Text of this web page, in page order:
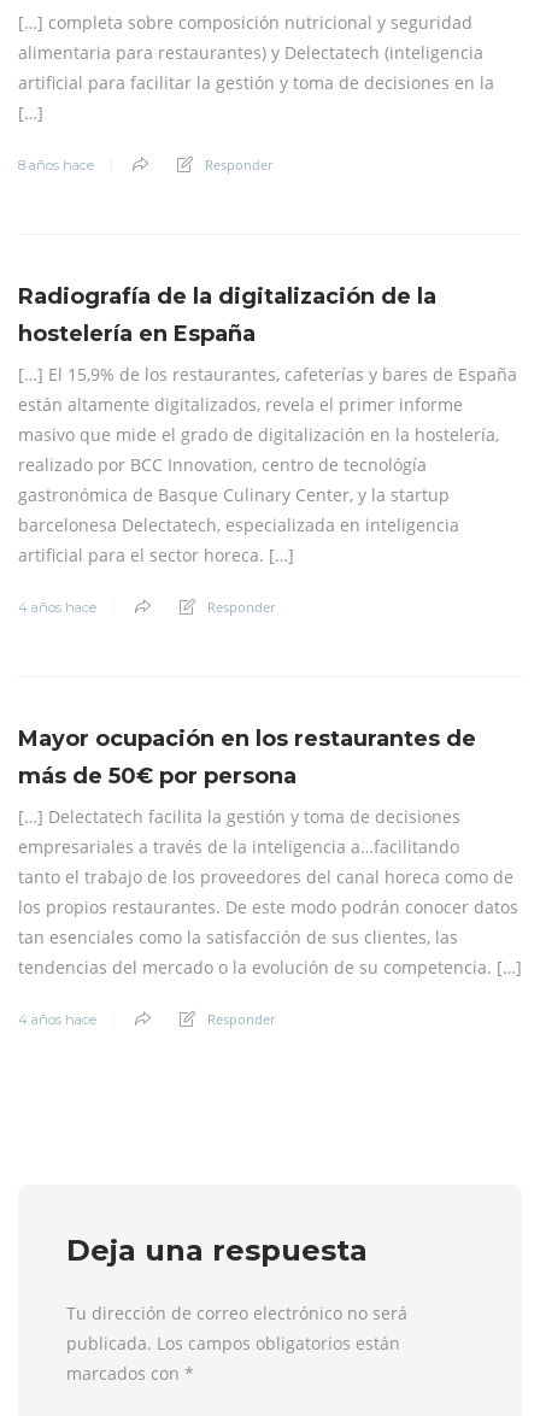
[…] completa sobre composición nutricional y seguridad
alimentaria para restaurantes) y Delectatech (inteligencia
artificial para facilitar la gestión y toma de decisiones en la
[…]
8 años hace Responder
Radiografía de la digitalización de la
hostelería en España
[…] El 15,9% de los restaurantes, cafeterías y bares de España
están altamente digitalizados, revela el primer informe
masivo que mide el grado de digitalización en la hostelería,
realizado por BCC Innovation, centro de tecnológía
gastronómica de Basque Culinary Center, y la startup
barcelonesa Delectatech, especializada en inteligencia
artificial para el sector horeca. […]
4 años hace Responder
Mayor ocupación en los restaurantes de
más de 50€ por persona
[…] Delectatech facilita la gestión y toma de decisiones
empresariales a través de la inteligencia a…facilitando
tanto el trabajo de los proveedores del canal horeca como de
los propios restaurantes. De este modo podrán conocer datos
tan esenciales como la satisfacción de sus clientes, las
tendencias del mercado o la evolución de su competencia. […]
4 años hace Responder
Deja una respuesta
Tu dirección de correo electrónico no será
publicada. Los campos obligatorios están
marcados con *